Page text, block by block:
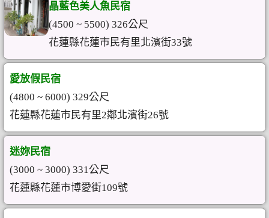
晶藍色美人魚民宿
(4500 ~ 5500) 326公尺
花蓮縣花蓮市民有里北濱街33號
愛放假民宿
(4800 ~ 6000) 329公尺
花蓮縣花蓮市民有里2鄰北濱街26號
迷妳民宿
(3000 ~ 3000) 331公尺
花蓮縣花蓮市博愛街109號